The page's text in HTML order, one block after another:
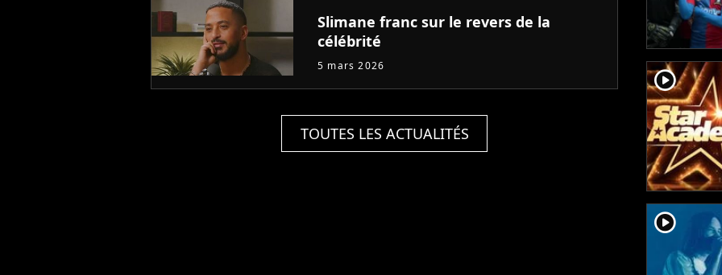
Slimane franc sur le revers de la
célébrité
5 mars 2026
TOUTES LES ACTUALITÉS
player2
player2